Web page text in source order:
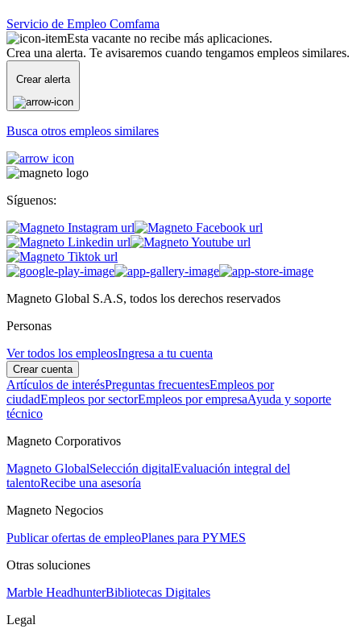
Servicio de Empleo Comfama
Esta vacante no recibe más aplicaciones.
Crea una alerta. Te avisaremos cuando tengamos empleos similares.
Crear alerta
Busca otros empleos similares
Síguenos:
Magneto Global S.A.S, todos los derechos reservados
Personas
Ver todos los empleosIngresa a tu cuenta
Crear cuenta
Artículos de interésPreguntas frecuentesEmpleos por
ciudadEmpleos por sectorEmpleos por empresaAyuda y soporte
técnico
Magneto Corporativos
Magneto GlobalSelección digitalEvaluación integral del
talentoRecibe una asesoría
Magneto Negocios
Publicar ofertas de empleoPlanes para PYMES
Otras soluciones
Marble HeadhunterBibliotecas Digitales
Legal